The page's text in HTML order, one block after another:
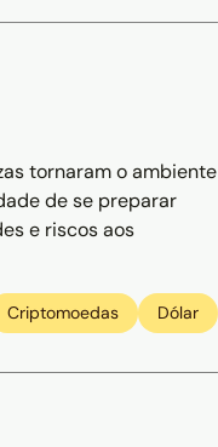
tornaram o ambiente
de se preparar
e riscos aos
Criptomoedas Dólar